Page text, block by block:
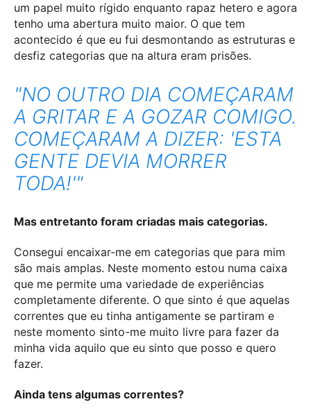
um papel muito rígido enquanto rapaz hetero e agora
tenho uma abertura muito maior. O que tem
acontecido é que eu fui desmontando as estruturas e
desfiz categorias que na altura eram prisões.
"NO OUTRO DIA COMEÇARAM
A GRITAR E A GOZAR COMIGO.
COMEÇARAM A DIZER: 'ESTA
GENTE DEVIA MORRER
TODA!'"
Mas entretanto foram criadas mais categorias.
Consegui encaixar-me em categorias que para mim
são mais amplas. Neste momento estou numa caixa
que me permite uma variedade de experiências
completamente diferente. O que sinto é que aquelas
correntes que eu tinha antigamente se partiram e
neste momento sinto-me muito livre para fazer da
minha vida aquilo que eu sinto que posso e quero
fazer.
Ainda tens algumas correntes?